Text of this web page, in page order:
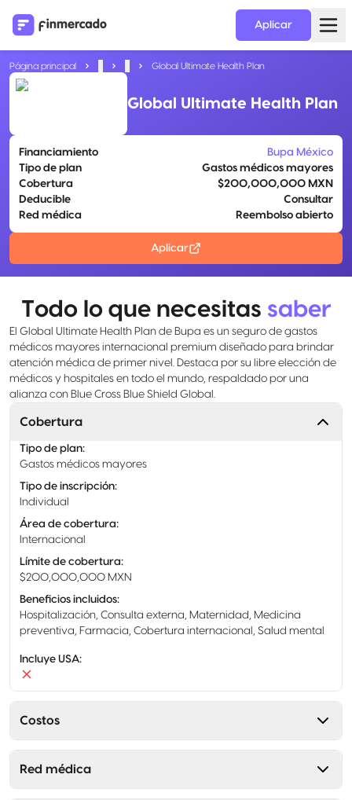
Aplicar
Página principal Global Ultimate Health Plan
Global Ultimate Health Plan
Financiamiento
Bupa México
Tipo de plan
Gastos médicos mayores
Cobertura
$200,000,000 MXN
Deducible
Consultar
Red médica
Reembolso abierto
Aplicar
Todo lo que necesitas saber
El Global Ultimate Health Plan de Bupa es un seguro de gastos
médicos mayores internacional premium diseñado para brindar
atención médica de primer nivel. Destaca por su libre elección de
médicos y hospitales en todo el mundo, respaldado por una
alianza con Blue Cross Blue Shield Global.
Cobertura
Tipo de plan:
Gastos médicos mayores
Tipo de inscripción:
Individual
Área de cobertura:
Internacional
Límite de cobertura:
$200,000,000 MXN
Beneficios incluidos:
Hospitalización, Consulta externa, Maternidad, Medicina
preventiva, Farmacia, Cobertura internacional, Salud mental
Incluye USA:
Costos
Red médica